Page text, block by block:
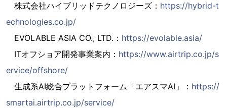
株式会社ハイブリッドテクノロジーズ： https://hybrid-t
echnologies.co.jp/
EVOLABLE ASIA CO., LTD.： https://evolable.asia/
ITオフショア開発事業案内： https://www.airtrip.co.jp/s
ervice/offshore/
生成系AI総合プラットフォーム「エアスマAI」： https://
smartai.airtrip.co.jp/service/